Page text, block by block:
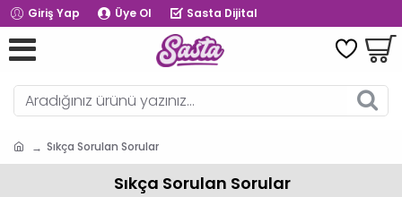
Giriş Yap Üye Ol Sasta Dijital
Sıkça Sorulan Sorular
Sıkça Sorulan Sorular